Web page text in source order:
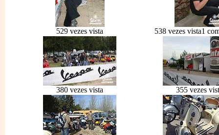
529 vezes vista 538 vezes vista1
380 vezes vista 355 vezes